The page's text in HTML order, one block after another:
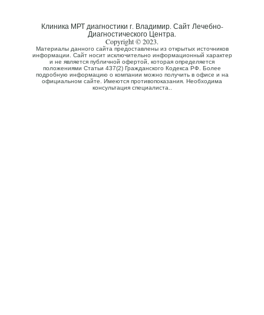
Клиника МРТ диагностики г. Владимир. Сайт Лечебно-
Диагностического Центра.
Copyright © 2023.
Материалы данного сайта предоставлены из открытых источников
информации. Сайт носит исключительно информационный характер
и не является публичной офертой, которая определяется
положениями Статьи 437(2) Гражданского Кодекса РФ. Более
подробную информацию о компании можно получить в офисе и на
официальном сайте. Имеются противопоказания. Необходима
консультация специалиста..